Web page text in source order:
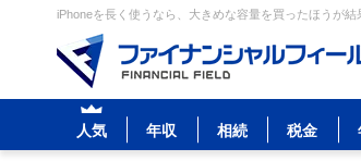
iPhoneを長く使うなら、大きめな容量を買ったほうが
人気 年収 相続 税金